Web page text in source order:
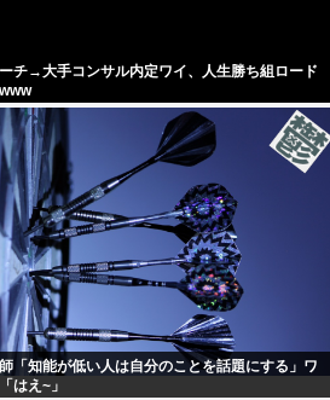
チ→大手コンサル内定ワイ、人生勝ち組ロード
「知能が低い人は自分のことを話題にする」ワ
はえ~」